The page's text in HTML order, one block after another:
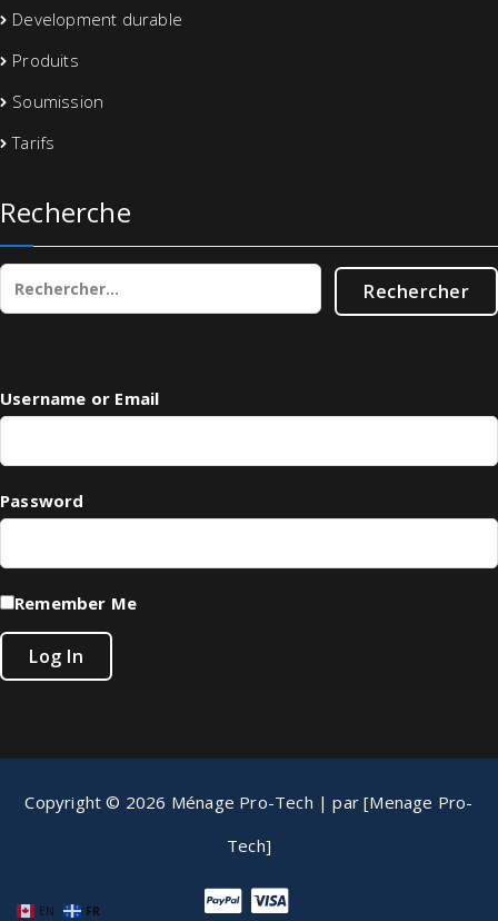
Development durable
Produits
Soumission
Tarifs
Recherche
Rechercher :
Username or Email
Password
Remember Me
Copyright © 2026 Ménage Pro-Tech | par [Menage Pro-
Tech]
EN FR